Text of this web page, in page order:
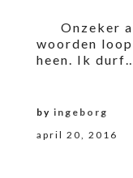
Onzeker
woorden
heen. Ik
april 20, 2016
by ingeborg